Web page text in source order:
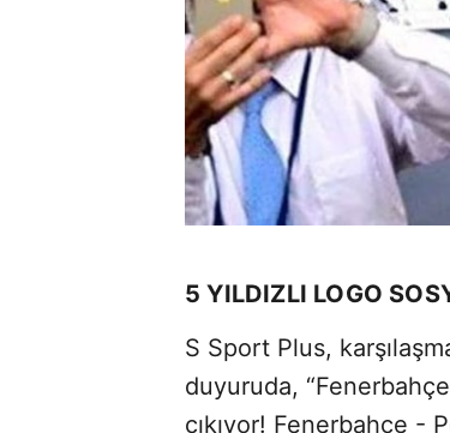
5 YILDIZLI LOGO
S Sport Plus,
duyuruda,
çıkıyor! Fenerbahçe -